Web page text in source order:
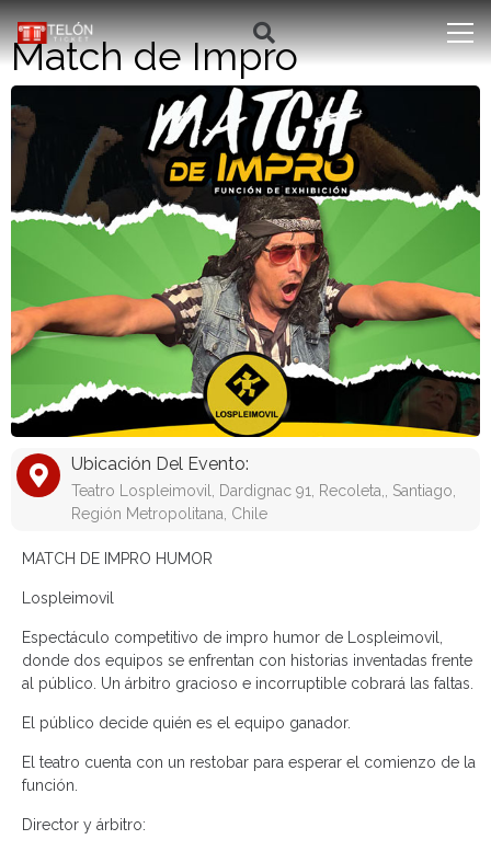
Match de Impro
Ubicación Del Evento:
Teatro Lospleimovil, Dardignac 91, Recoleta,, Santiago,
Región Metropolitana, Chile
MATCH DE IMPRO HUMOR
Lospleimovil
Espectáculo competitivo de impro humor de Lospleimovil,
donde dos equipos se enfrentan con historias inventadas frente
al público. Un árbitro gracioso e incorruptible cobrará las faltas.
El público decide quién es el equipo ganador.
El teatro cuenta con un restobar para esperar el comienzo de la
función.
Director y árbitro: